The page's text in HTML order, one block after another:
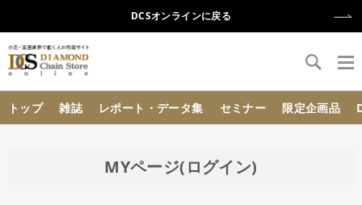
DCSオンラインに戻る
トップ 雑誌 レポート・データ集 セミナー 限定企画品
MYページ(ログイン)